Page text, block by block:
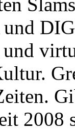
2008